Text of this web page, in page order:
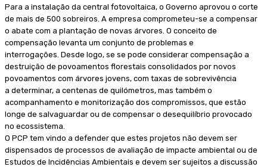
Para a instalação da central fotovoltaica, o Governo aprovou o corte
de mais de 500 sobreiros. A empresa comprometeu-se a compensar
o abate com a plantação de novas árvores. O conceito de
compensação levanta um conjunto de problemas e
interrogações. Desde logo, se se pode considerar compensação a
destruição de povoamentos florestais consolidados por novos
povoamentos com árvores jovens, com taxas de sobrevivência
a determinar, a centenas de quilómetros, mas também o
acompanhamento e monitorização dos compromissos, que estão
longe de salvaguardar ou de compensar o desequilíbrio provocado
no ecossistema.
O PCP tem vindo a defender que estes projetos não devem ser
dispensados de processos de avaliação de impacte ambiental ou de
Estudos de Incidências Ambientais e devem ser sujeitos a discussão